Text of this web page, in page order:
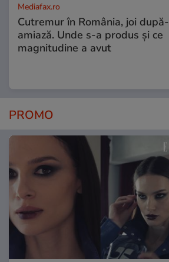
Mediafax.ro
Cutremur în România, joi după-
amiază. Unde s-a produs și ce
magnitudine a avut
PROMO